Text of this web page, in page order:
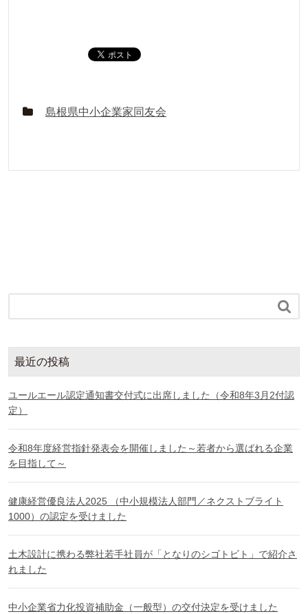
島根県中小企業家同友会

最近の投稿
ユールエール認定通知書交付式に出席しました（令和8年3月2付認
定）
令和8年度経営指針発表会を開催しました～若者から選ばれる企業
を目指して～
健康経営優良法人2025 （中小規模法人部門／ネクストブライト
1000）の認定を受けました
土木設計に携わる弊社若手社員が「となりのシゴトビト」で紹介さ
れました
中小企業省力化投資補助金（一般型）の交付決定を受けました